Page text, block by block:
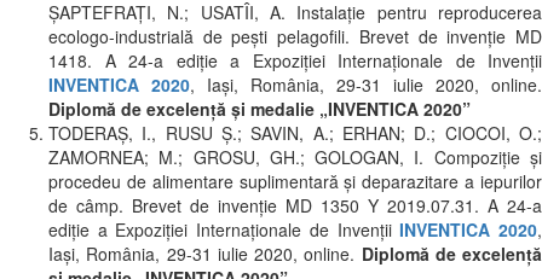
ŞAPTEFRAŢI, N.; USATÎI, A. Instalație pentru reproducerea
ecologo-industrială de pești pelagofili. Brevet de invenție MD
1418. A 24-a ediție a Expoziției Internaționale de Invenții
INVENTICA 2020, Iași, România, 29-31 iulie 2020, online.
Diplomă de excelență și medalie „INVENTICA 2020”
TODERAȘ, I., RUSU Ş.; SAVIN, A.; ERHAN; D.; CIOCOI, O.;
ZAMORNEA; M.; GROSU, GH.; GOLOGAN, I. Compoziție și
procedeu de alimentare suplimentară și deparazitare a iepurilor
de câmp. Brevet de invenție MD 1350 Y 2019.07.31. A 24-a
ediție a Expoziției Internaționale de InvențiiINVENTICA 2020,
Iași, România, 29-31 iulie 2020, online. Diplomă de excelență